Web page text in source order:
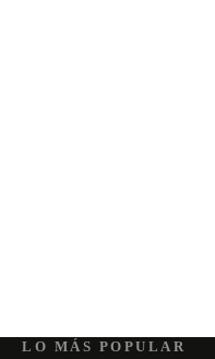
LO MÁS POPULAR